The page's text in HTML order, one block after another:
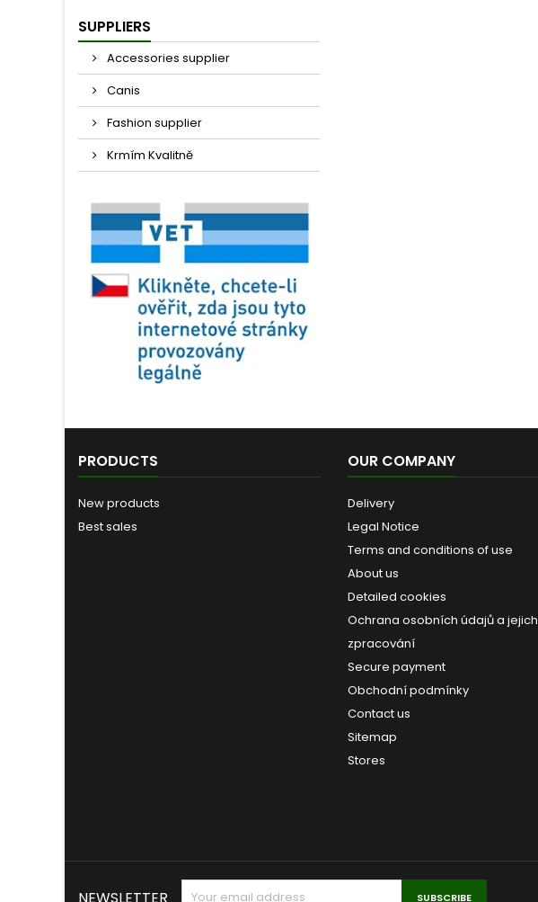
SUPPLIERS
Accessories supplier
Canis
Fashion supplier
Krmím Kvalitně
PRODUCTS
New products
Best sales
OUR COMPANY
Delivery
Legal Notice
Terms and conditions of use
About us
Detailed cookies
Ochrana osobních údajů a jejich
zpracování
Secure payment
Obchodní podmínky
Contact us
Sitemap
Stores